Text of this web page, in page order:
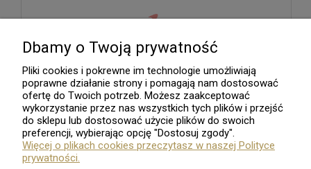
Dbamy o Twoją prywatność
Pliki cookies i pokrewne im technologie umożliwiają
poprawne działanie strony i pomagają nam dostosować
ofertę do Twoich potrzeb. Możesz zaakceptować
wykorzystanie przez nas wszystkich tych plików i przejść
do sklepu lub dostosować użycie plików do swoich
preferencji, wybierając opcję "Dostosuj zgody".
Więcej o plikach cookies przeczytasz w naszej Polityce
prywatności.